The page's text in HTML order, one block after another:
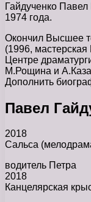
Гайдученко
1974 года.
Окончил Высшее
(1996,
Центре
М.Рощина и
Дополнить
Павел
2018
Сальса
водитель Петра
2018
Канцелярская